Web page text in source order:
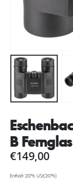
B Fernglas
€149,00
Enthält 20% USt(20%)